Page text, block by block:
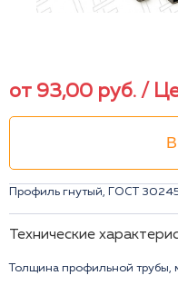
от 93,00 руб. /
Профиль гнутый, ГОСТ
Технические
Толщина профильной трубы,